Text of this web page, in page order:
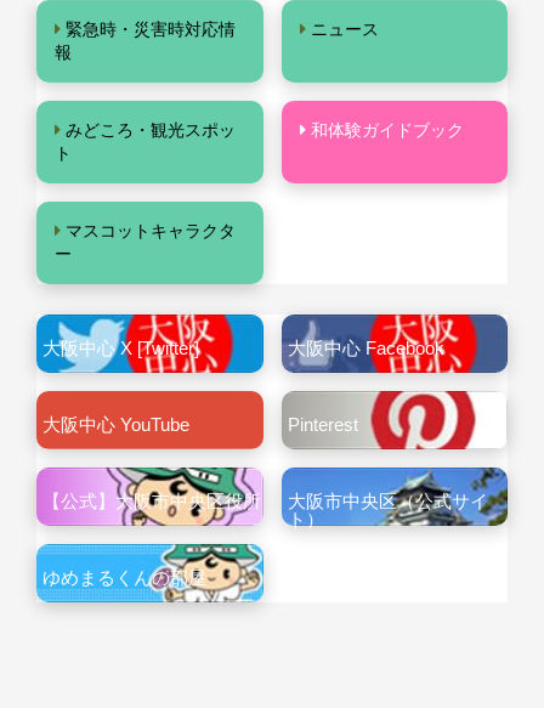
緊急時・災害時対応情
報
ニュース
みどころ・観光スポッ
ト
和体験ガイドブック
マスコットキャラクタ
ー
大阪中心 X [Twitter] 大阪中心 Facebook
大阪中心 YouTube Pinterest
【公式】大阪市中央区役所
大阪市中央区（公式サイ
ト）
ゆめまるくんの部屋